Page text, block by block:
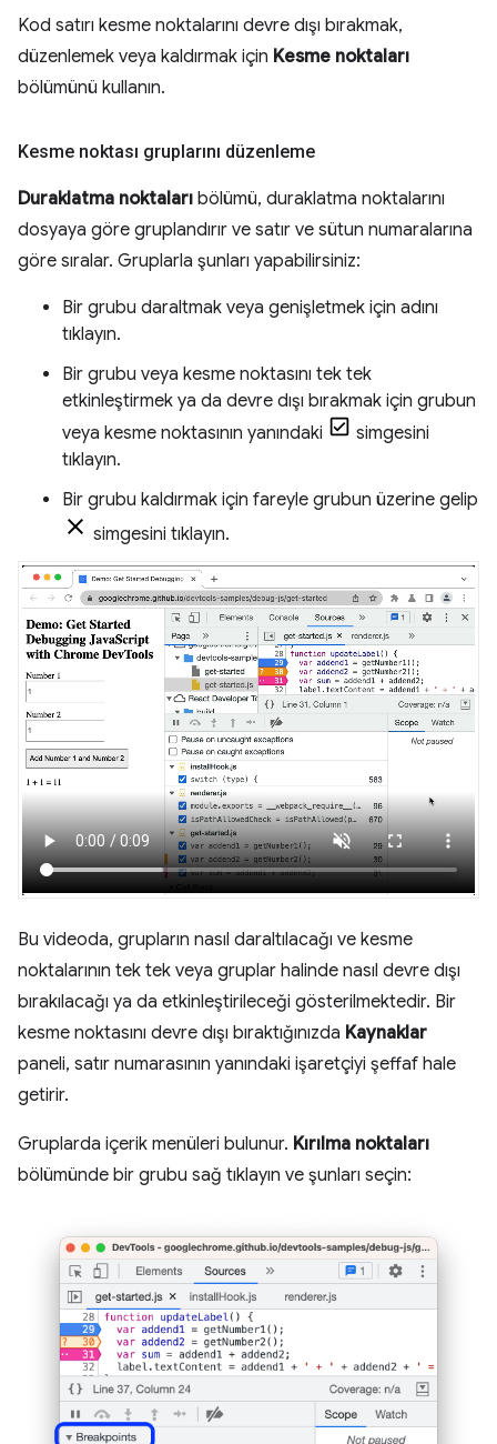
Kod satırı kesme noktalarını devre dışı bırakmak,
düzenlemek veya kaldırmak için Kesme noktaları
bölümünü kullanın.
Kesme noktası gruplarını düzenleme
Duraklatma noktaları bölümü, duraklatma noktalarını
dosyaya göre gruplandırır ve satır ve sütun numaralarına
göre sıralar. Gruplarla şunları yapabilirsiniz:
Bir grubu daraltmak veya genişletmek için adını
tıklayın.
Bir grubu veya kesme noktasını tek tek
etkinleştirmek ya da devre dışı bırakmak için grubun
veya kesme noktasının yanındaki
simgesini
tıklayın.
Bir grubu kaldırmak için fareyle grubun üzerine gelip
simgesini tıklayın.
Bu videoda, grupların nasıl daraltılacağı ve kesme
noktalarının tek tek veya gruplar halinde nasıl devre dışı
bırakılacağı ya da etkinleştirileceği gösterilmektedir. Bir
kesme noktasını devre dışı bıraktığınızda Kaynaklar
paneli, satır numarasının yanındaki işaretçiyi şeffaf hale
getirir.
Gruplarda içerik menüleri bulunur. Kırılma noktaları
bölümünde bir grubu sağ tıklayın ve şunları seçin: